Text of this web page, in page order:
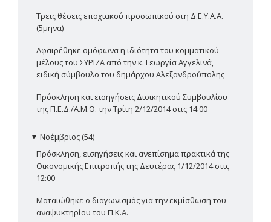
Τρεις θέσεις εποχιακού προσωπικού στη Δ.Ε.Υ.Α.Α.
(5μηνα)
Αφαιρέθηκε ομόφωνα η ιδιότητα του κομματικού
μέλους του ΣΥΡΙΖΑ από την κ. Γεωργία Αγγελινά,
ειδική σύμβουλο του δημάρχου Αλεξανδρούπολης
Πρόσκληση και εισηγήσεις Διοικητικού Συμβουλίου
της Π.Ε.Δ./Α.Μ.Θ. την Τρίτη 2/12/2014 στις 14:00
▼ Νοέμβριος (54)
Πρόσκληση, εισηγήσεις και ανεπίσημα πρακτικά της
Οικονομικής Επιτροπής της Δευτέρας 1/12/2014 στις
12:00
Ματαιώθηκε ο διαγωνισμός για την εκμίσθωση του
αναψυκτηρίου του Π.Κ.Α.